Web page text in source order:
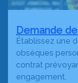
Demande
Établissez une
obsèques
contrat
engagement.